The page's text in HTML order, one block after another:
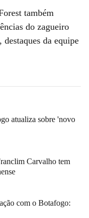
também
do zagueiro
da equipe
atualiza sobre 'novo
Carvalho tem
com o Botafogo: